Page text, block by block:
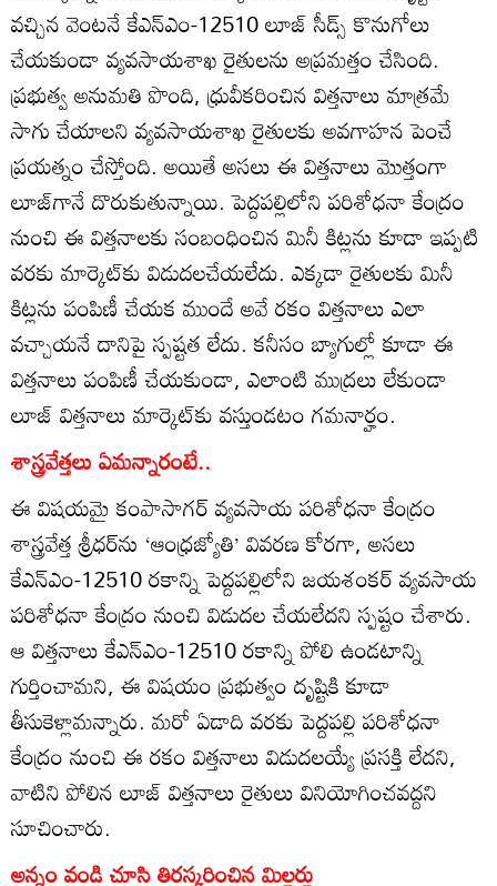
వచ్చిన వెంటనే కేఎన్‌ఎం-12510 లూజ్‌ సీడ్స్‌ కొనుగోలు
చేయకుండా వ్యవసాయశాఖ రైతులను అప్రమత్తం చేసింది.
ప్రభుత్వ అనుమతి పొంది, ధ్రువీకరించిన విత్తనాలు మాత్రమే
సాగు చేయాలని వ్యవసాయశాఖ రైతులకు అవగాహన పెంచే
ప్రయత్నం చేస్తోంది. అయితే అసలు ఈ విత్తనాలు మొత్తంగా
లూజ్‌గానే దొరుకుతున్నాయి. పెద్దపల్లిలోని పరిశోధనా కేంద్రం
నుంచి ఈ విత్తనాలకు సంబంధించిన మినీ కిట్లను కూడా ఇప్పటి
వరకు మార్కెట్‌కు విడుదలచేయలేదు. ఎక్కడా రైతులకు మినీ
కిట్లను పంపిణీ చేయక ముందే అవే రకం విత్తనాలు ఎలా
వచ్చాయనే దానిపై స్పష్టత లేదు. కనీసం బ్యాగుల్లో కూడా ఈ
విత్తనాలు పంపిణీ చేయకుండా, ఎలాంటి ముద్రలు లేకుండా
లూజ్‌ విత్తనాలు మార్కెట్‌కు వస్తుండటం గమనార్హం.
శాస్త్రవేత్తలు ఏమన్నారంటే..
ఈ విషయమై కంపాసాగర్‌ వ్యవసాయ పరిశోధనా కేంద్రం
శాస్త్రవేత్త శ్రీధర్‌ను ‘ఆంధ్రజ్యోతి’ వివరణ కోరగా, అసలు
కేఎన్‌ఎం-12510 రకాన్ని పెద్దపల్లిలోని జయశంకర్‌ వ్యవసాయ
పరిశోధనా కేంద్రం నుంచి విడుదల చేయలేదని స్పష్టం చేశారు.
ఆ విత్తనాలు కేఎన్‌ఎం-12510 రకాన్ని పోలి ఉండటాన్ని
గుర్తించామని, ఈ విషయం ప్రభుత్వం దృష్టికి కూడా
తీసుకెళ్లామన్నారు. మరో ఏడాది వరకు పెద్దపల్లి పరిశోధనా
కేంద్రం నుంచి ఈ రకం విత్తనాలు విడుదలయ్యే ప్రసక్తి లేదని,
వాటిని పోలిన లూజ్‌ విత్తనాలు రైతులు వినియోగించవద్దని
సూచించారు.
అన్నం వండి చూసి తిరస్కరించిన మిల్లర్లు